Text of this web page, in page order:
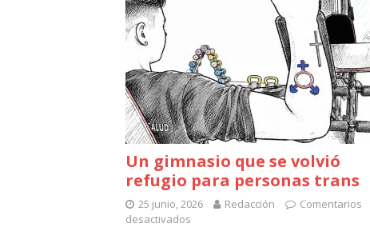
Un gimnasio que se volvió
refugio para personas trans
25 junio, 2026 Redacción
Comentarios
desactivados